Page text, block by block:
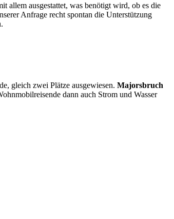
allem ausgestattet, was benötigt wird, ob es die
Anfrage recht spontan die Unterstützung
gleich zwei Plätze ausgewiesen. Majorsbruch
dann auch Strom und Wasser